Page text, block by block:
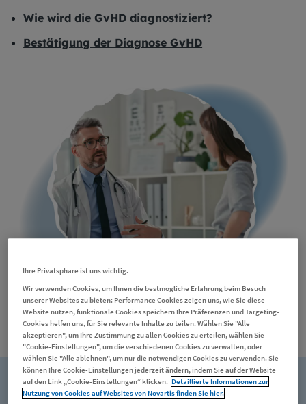
Wie wird die GvHD diagnostiziert?
Bestätigung der Diagnose GvHD
iStock-1358954851_Kobus Louw
GvHD: Symptome frühzeitig dokumentieren!
Ihre Privatsphäre ist uns wichtig.
Wir verwenden Cookies, um Ihnen die bestmögliche Erfahrung beim Besuch
unserer Websites zu bieten: Performance Cookies zeigen uns, wie Sie diese
Website nutzen, funktionale Cookies speichern Ihre Präferenzen und Targeting-
Cookies helfen uns, für Sie relevante Inhalte zu teilen. Wählen Sie "Alle
akzeptieren", um Ihre Zustimmung zu allen Cookies zu erteilen, wählen Sie
"Cookie-Einstellungen", um die verschiedenen Cookies zu verwalten, oder
wählen Sie "Alle ablehnen", um nur die notwendigen Cookies zu verwenden. Sie
können Ihre Cookie-Einstellungen jederzeit ändern, indem Sie auf der Website
auf den Link „Cookie-Einstellungen“ klicken. Detaillierte Informationen zur
Nutzung von Cookies auf Websites von Novartis finden Sie hier.